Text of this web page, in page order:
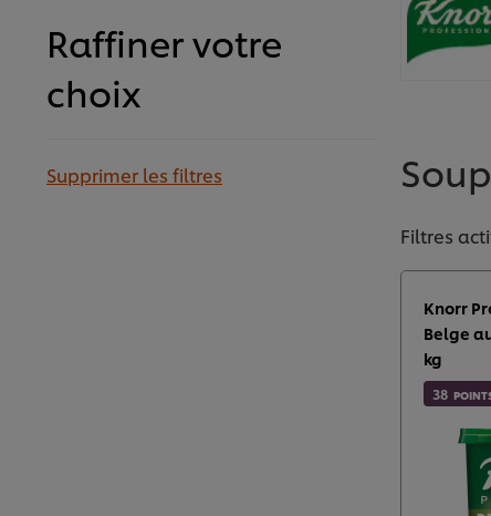
Raffiner votre
choix
Supprimer les filtres
Filtres
Knorr
Belge
kg​
38